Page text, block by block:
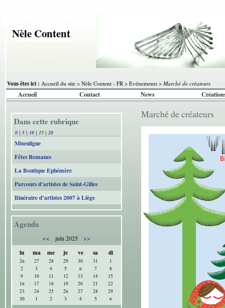
Nèle Content
Vous êtes ici : Accueil du site > Nèle Content - FR > Evénements > Marché de créateurs
Accueil Contact News
Dans cette rubrique
0 | 5 | 10 | 15 | 20
Misenligne
Fêtes Romanes
La Boutique Ephémère
Parcours d’artistes de Saint-Gilles
Itinéraire d’artistes 2007 à Liège
Agenda
<< juin 2025
>>
lu
ma me je ve sa di
26 27 28 29 30 31
1
2
3 4 5 6 7
8
9
10 11 12 13 14
15
16
17 18 19 20 21
22
23
24 25 26 27 28
29
30
1 2 3 4 5
6
Marché de créateurs